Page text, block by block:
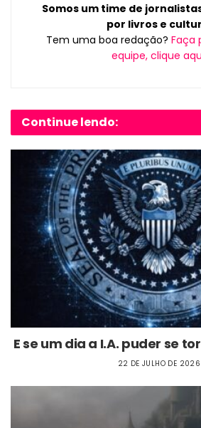
Somos um time de
por livros e
Tem uma boa redação? Faça
equipe, clique
Continue lendo:
E se um dia a I.A. puder se
22 DE JULHO DE 2026